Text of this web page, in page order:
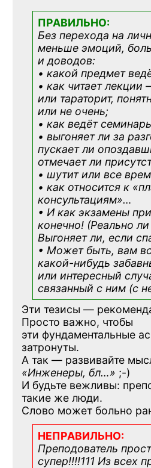
ПРАВИЛЬНО:
Без перехода на
меньше эмоций,
и доводов:
• какой предмет
• как читает лекции
или тараторит,
или не очень;
• как ведёт
• выгоняет ли за
пускает ли
отмечает ли
• шутит или все
• как относится к
консультациям»…
• И как экзамены
конечно! (Реально ли
Выгоняет ли, если
• Может быть, вам
какой-нибудь
или интересный
связанный с ним (с
Эти тезисы —
Просто важно, чтобы
эти фундаментальные
затронуты.
А так — развивайте
«Инженеры, бл…» ;-)
И будьте вежливы:
такие же люди.
Слово может больно
НЕПРАВИЛЬНО:
Преподователь
супер!!!!111 Из всех